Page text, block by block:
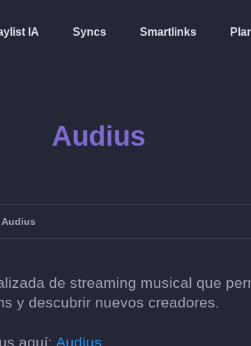
IA Syncs Smartlinks
Audius
Audius
de streaming musical que
y descubrir nuevos creadores.
aquí: Audius